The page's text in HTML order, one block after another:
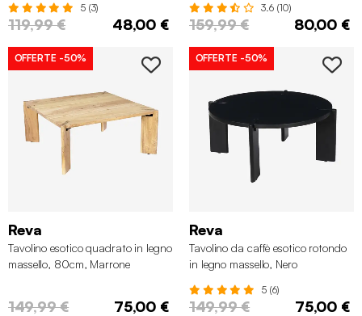
5 (3)
119,99 € 48,00 €
3.6 (10)
159,99 € 80,00 €
OFFERTE -50%
Reva
Tavolino esotico quadrato in legno
massello, 80cm, Marrone
149,99 € 75,00 €
OFFERTE -50%
Reva
Tavolino da caffè esotico rotondo
in legno massello, Nero
5 (6)
149,99 € 75,00 €